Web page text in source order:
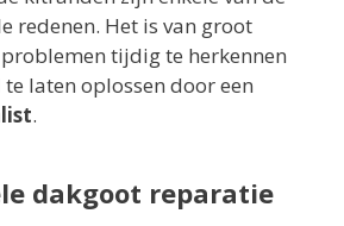
redenen. Het is van groot
tijdig te herkennen
laten oplossen door een
.
dakgoot reparatie